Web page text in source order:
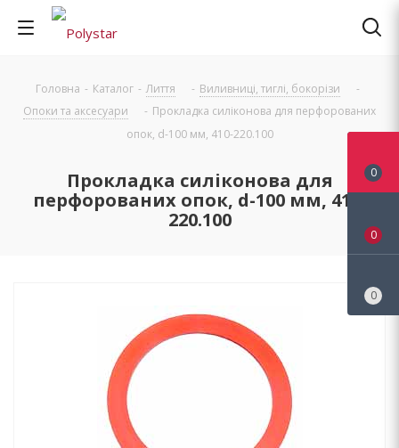
Головна - Каталог - Лиття - Виливниці, тиглі, бокорізи
-
Опоки та аксесуари
- Прокладка силіконова для перфорованих
опок, d-100 мм, 410-220.100
Прокладка силіконова для
перфорованих опок, d-100 мм, 410-
220.100
0
0
0